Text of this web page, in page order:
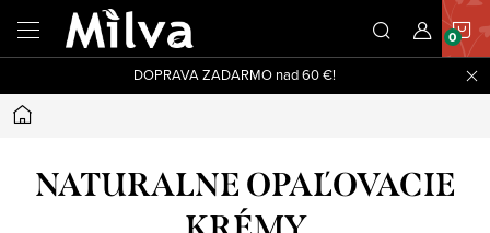
obsah
DOPRAVA ZADARMO nad 60 €!
Domov
NATURALNE OPAĽOVACIE